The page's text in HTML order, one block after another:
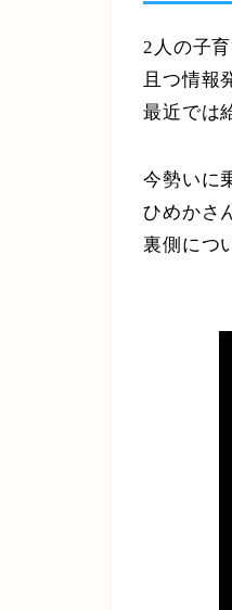
2人の子
且つ情報
最近では
今勢いに
ひめかさ
裏側につ